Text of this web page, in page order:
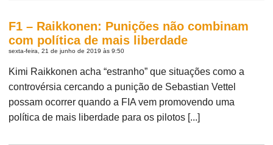
F1 – Raikkonen: Punições não combinam
com política de mais liberdade
sexta-feira, 21 de junho de 2019 às 9:50
Kimi Raikkonen acha “estranho” que situações como a
controvérsia cercando a punição de Sebastian Vettel
possam ocorrer quando a FIA vem promovendo uma
política de mais liberdade para os pilotos [...]